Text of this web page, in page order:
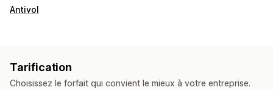
Antivol
Tarification
Choisissez le forfait qui convient le mieux à votre entreprise.